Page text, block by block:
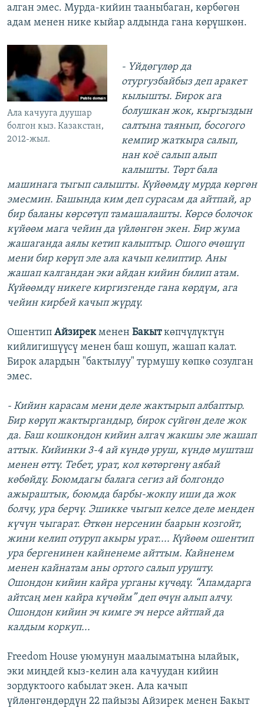
алган эмес. Мурда-кийин тааныбаган, көрбөгөн
адам менен нике кыйар алдында гана көрүшкөн.
Ала качууга дуушар
болгон кыз. Казакстан,
2012-жыл.
- Үйдөгүлөр да
отургузбайбыз деп аракет
кылышты. Бирок ага
болушкан жок, кыргыздын
салтына таянып, босогого
кемпир жаткыра салып,
нан коё салып алып
калышты. Төрт бала
машинага тыгып салышты. Күйөөмдү мурда көргөн
эмесмин. Башында ким деп сурасам да айтпай, ар
бир баланы көрсөтүп тамашалашты. Көрсө болочок
күйөөм мага чейин да үйлөнгөн экен. Бир жума
жашаганда аялы кетип калыптыр. Ошого өчөшүп
мени бир көрүп эле ала качып келиптир. Аны
жашап калгандан эки айдан кийин билип атам.
Күйөөмдү никеге киргизгенде гана көрдүм, ага
чейин кирбей качып жүрдү.
Ошентип Айзирекменен Бакыткөпчүлүктүн
кийлигишүүсү менен баш кошуп, жашап калат.
Бирок алардын "бактылуу" турмушу көпкө созулган
эмес.
- Кийин карасам мени деле жактырып албаптыр.
Бир көрүп жактыргандыр, бирок сүйгөн деле жок
да. Баш кошкондон кийин алгач жакшы эле жашап
аттык. Кийинки 3-4 ай күндө уруш, күндө мушташ
менен өттү. Тебет, урат, кол көтөргөнү аябай
көбөйдү. Боюмдагы балага сегиз ай болгондо
ажыраштык, боюмда барбы-жокпу иши да жок
болчу, ура берчү. Эшикке чыгып келсе деле менден
күчүн чыгарат. Өткөн нерсенин баарын козгойт,
жини келип отуруп акыры урат.... Күйөөм ошентип
ура бергенинен кайненеме айттым. Кайненем
менен кайнатам аны ортого салып урушту.
Ошондон кийин кайра урганы күчөдү. “Апамдарга
айтсаң мен кайра күчөйм” деп өчүн алып алчу.
Ошондон кийин эч кимге эч нерсе айтпай да
калдым коркуп...
Freedom House уюмунун маалыматына ылайык,
эки миңдей кыз-келин ала качуудан кийин
зордуктоого кабылат экен. Ала качып
үйлөнгөндөрдүн 22 пайызы Айзирек менен Бакыт